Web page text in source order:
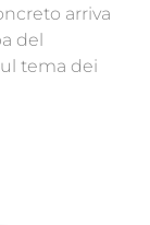
arriva
del
tema dei